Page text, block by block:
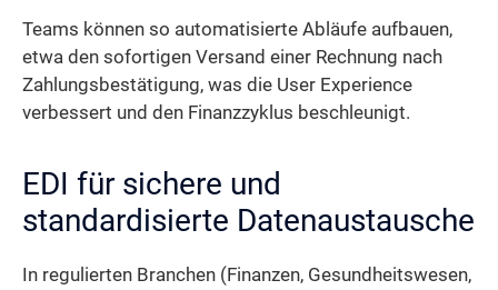
Teams können so automatisierte Abläufe aufbauen,
etwa den sofortigen Versand einer Rechnung nach
Zahlungsbestätigung, was die User Experience
verbessert und den Finanzzyklus beschleunigt.
EDI für sichere und
standardisierte Datenaustausche
In regulierten Branchen (Finanzen, Gesundheitswesen,